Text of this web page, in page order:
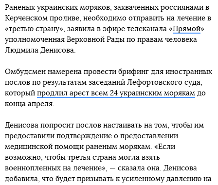
Раненых украинских моряков, захваченных россиянами в
Керченском проливе, необходимо отправить на лечение в
«третью страну», заявила в эфире телеканала «Прямой»
уполномоченная Верховной Рады по правам человека
Людмила Денисова.
Омбудсмен намерена провести брифинг для иностранных
послов по результатам заседаний Лефортовского суда,
который продлил арест всем 24 украинским морякам до
конца апреля.
Денисова попросит послов настаивать на том, чтобы им
предоставили подтверждение о предоставлении
медицинской помощи раненым морякам. «Если
возможно, чтобы третья страна могла взять
военнопленных на лечение», — сказала она. Денисова
добавила, что будет призывать к усиленному давлению на